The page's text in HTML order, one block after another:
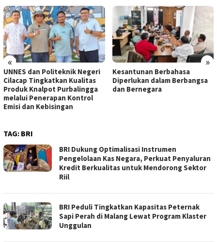
« »
UNNES dan Politeknik Negeri
Cilacap Tingkatkan Kualitas
Produk Knalpot Purbalingga
melalui Penerapan Kontrol
Emisi dan Kebisingan
Kesantunan Berbahasa
Diperlukan dalam Berbangsa
dan Bernegara
TAG: BRI
BRI Dukung Optimalisasi Instrumen
Pengelolaan Kas Negara, Perkuat Penyaluran
Kredit Berkualitas untuk Mendorong Sektor
Riil
BRI Peduli Tingkatkan Kapasitas Peternak
Sapi Perah di Malang Lewat Program Klaster
Unggulan